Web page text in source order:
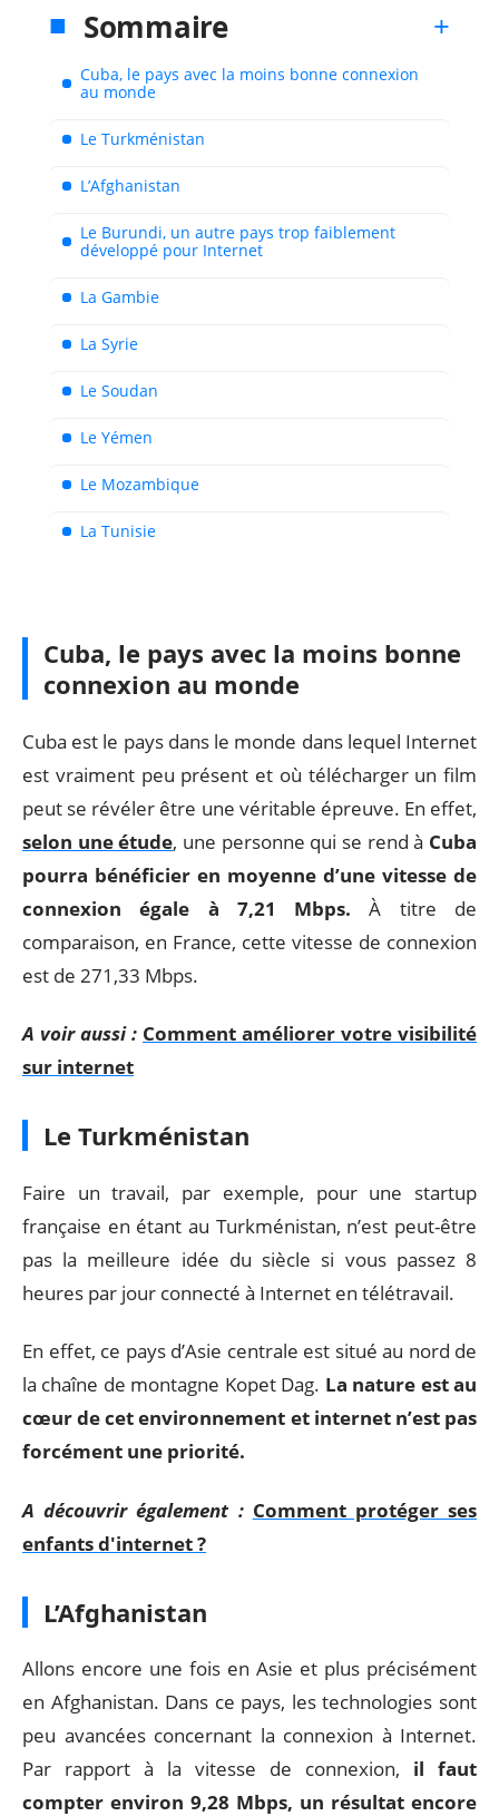
Sommaire
Cuba, le pays avec la moins bonne connexion
au monde
Le Turkménistan
L’Afghanistan
Le Burundi, un autre pays trop faiblement
développé pour Internet
La Gambie
La Syrie
Le Soudan
Le Yémen
Le Mozambique
La Tunisie
Cuba, le pays avec la moins bonne
connexion au monde
Cuba est le pays dans le monde dans lequel Internet
est vraiment peu présent et où télécharger un film
peut se révéler être une véritable épreuve. En effet,
selon une étude, une personne qui se rend à Cuba
pourra bénéficier en moyenne d’une vitesse de
connexion égale à 7,21 Mbps.À titre de
comparaison, en France, cette vitesse de connexion
est de 271,33 Mbps.
A voir aussi : Comment améliorer votre visibilité
sur internet
Le Turkménistan
Faire un travail, par exemple, pour une startup
française en étant au Turkménistan, n’est peut-être
pas la meilleure idée du siècle si vous passez 8
heures par jour connecté à Internet en télétravail.
En effet, ce pays d’Asie centrale est situé au nord de
la chaîne de montagne Kopet Dag. La nature est au
cœur de cet environnement et internet n’est pas
forcément une priorité.
A découvrir également : Comment protéger ses
enfants d'internet ?
L’Afghanistan
Allons encore une fois en Asie et plus précisément
en Afghanistan. Dans ce pays, les technologies sont
peu avancées concernant la connexion à Internet.
Par rapport à la vitesse de connexion, il faut
compter environ 9,28 Mbps, un résultat encore